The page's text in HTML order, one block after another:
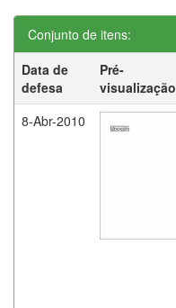
Conjunto de itens:
Data de
defesa
Pré-
visualização
8-Abr-2010